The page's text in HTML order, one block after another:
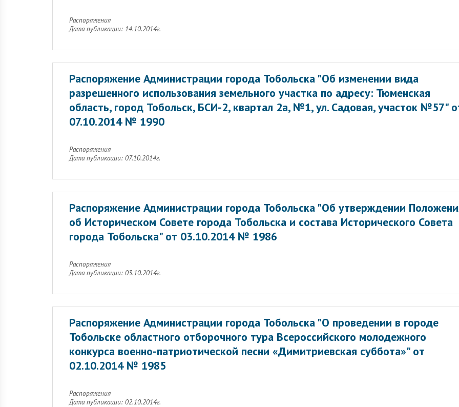
Распоряжения
Дата публикации: 14.10.2014г.
Распоряжение Администрации города Тобольска "Об изменении вида
разрешенного использования земельного участка по адресу: Тюменская
область, город Тобольск, БСИ-2, квартал 2а, №1, ул. Садовая, участок №57"
07.10.2014 № 1990
Распоряжения
Дата публикации: 07.10.2014г.
Распоряжение Администрации города Тобольска "Об утверждении
об Историческом Совете города Тобольска и состава Исторического Совета
города Тобольска" от 03.10.2014 № 1986
Распоряжения
Дата публикации: 03.10.2014г.
Распоряжение Администрации города Тобольска "О проведении в городе
Тобольске областного отборочного тура Всероссийского молодежного
конкурса военно-патриотической песни «Димитриевская суббота»" от
02.10.2014 № 1985
Распоряжения
Дата публикации: 02.10.2014г.